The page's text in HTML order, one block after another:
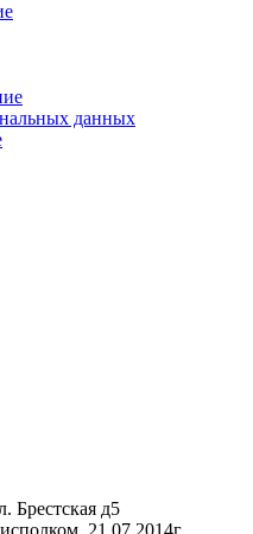
данных
Брестская д5
21.07.2014г.